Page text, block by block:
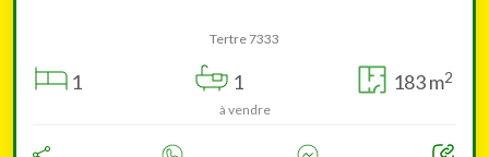
Tertre 7333
1 1 183 m2
à vendre